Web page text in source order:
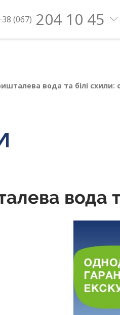
(067) 204 10 45
вода та білі схили:
вода